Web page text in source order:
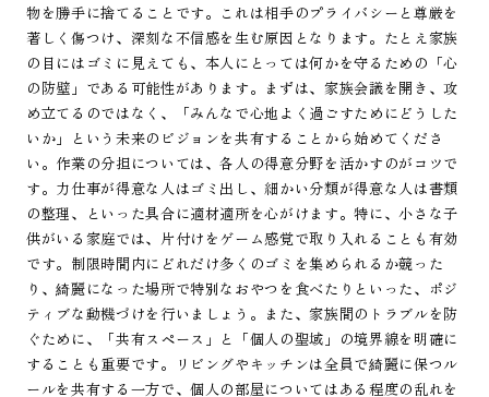
物を勝手に捨てることです。これは相手のプライバシーと尊厳を
著しく傷つけ、深刻な不信感を生む原因となります。たとえ家族
の目にはゴミに見えても、本人にとっては何かを守るための「心
の防壁」である可能性があります。まずは、家族会議を開き、攻
め立てるのではなく、「みんなで心地よく過ごすためにどうした
いか」という未来のビジョンを共有することから始めてくださ
い。作業の分担については、各人の得意分野を活かすのがコツで
す。力仕事が得意な人はゴミ出し、細かい分類が得意な人は書類
の整理、といった具合に適材適所を心がけます。特に、小さな子
供がいる家庭では、片付けをゲーム感覚で取り入れることも有効
です。制限時間内にどれだけ多くのゴミを集められるか競った
り、綺麗になった場所で特別なおやつを食べたりといった、ポジ
ティブな動機づけを行いましょう。また、家族間のトラブルを防
ぐために、「共有スペース」と「個人の聖域」の境界線を明確に
することも重要です。リビングやキッチンは全員で綺麗に保つル
ールを共有する一方で、個人の部屋についてはある程度の乱れを